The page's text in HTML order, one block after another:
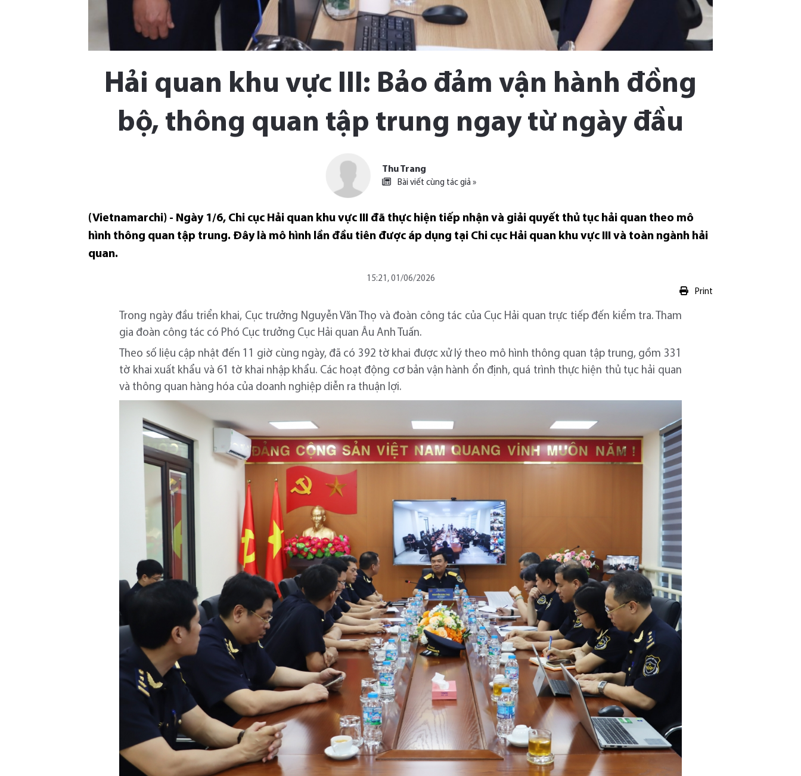
Hải quan khu vực III: Bảo đảm vận hành đồng
bộ, thông quan tập trung ngay từ ngày đầu
Thu Trang
Bài viết cùng tác giả »
(Vietnamarchi) - Ngày 1/6, Chi cục Hải quan khu vực III đã thực hiện tiếp nhận và giải quyết thủ tục hải quan theo mô
hình thông quan tập trung. Đây là mô hình lần đầu tiên được áp dụng tại Chi cục Hải quan khu vực III và toàn ngành hải
quan.
15:21, 01/06/2026
Print
Trong ngày đầu triển khai, Cục trưởng Nguyễn Văn Thọ và đoàn công tác của Cục Hải quan trực tiếp đến kiểm tra. Tham
gia đoàn công tác có Phó Cục trưởng Cục Hải quan Âu Anh Tuấn.
Theo số liệu cập nhật đến 11 giờ cùng ngày, đã có 392 tờ khai được xử lý theo mô hình thông quan tập trung, gồm 331
tờ khai xuất khẩu và 61 tờ khai nhập khẩu. Các hoạt động cơ bản vận hành ổn định, quá trình thực hiện thủ tục hải quan
và thông quan hàng hóa của doanh nghiệp diễn ra thuận lợi.